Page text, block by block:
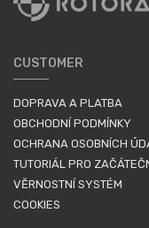
CUSTOMER
DOPRAVA A PLATBA
OBCHODNÍ PODMÍNKY
OCHRANA OSOBNÍCH
TUTORIÁL PRO
VĚRNOSTNÍ SYSTÉM
COOKIES